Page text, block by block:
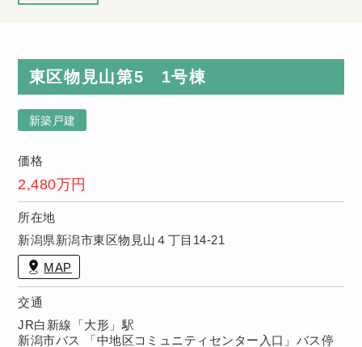
予定）
優先致します
浴室など）無
東区物見山第5 1号棟
新築戸建
価格
2,480万円
所在地
新潟県新潟市東区物見山４丁目14-21
MAP
交通
JR白新線「大形」駅
新潟市バス 「中地区コミュニティセンター入口」バス停